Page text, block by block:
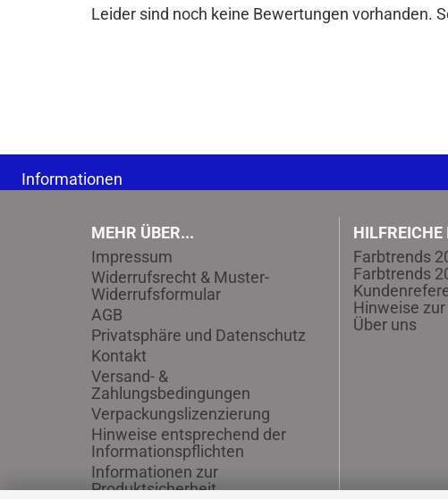
Leider sind noch keine Bewertungen vorhanden.
Informationen
MEHR ÜBER...
Impressum
Widerrufsrecht & Muster-
Widerrufsformular
AGB
Privatsphäre und Datenschutz
Kontakt
Versand- &
Zahlungsbedingungen
Verpackungslizenzierung
Hinweise entsprechend der
Informationspflichten
Informationen zur
Produktsicherheit
Farbtrends
Farbtrends
Hinweise
Über uns